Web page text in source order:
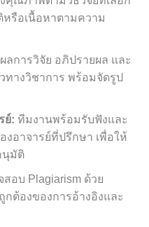
รือเนื้อหาตามความ
ลการวิจัย อภิปรายผล และ
างวิชาการ พร้อมจัดรูป
ย์: ทีมงานพร้อมรับฟังและ
อาจารย์ที่ปรึกษา เพื่อให้
นุมัติ
สอบ Plagiarism ด้วย
ต้องของการอ้างอิงและ